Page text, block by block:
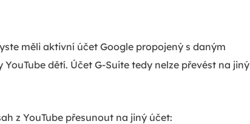
měli aktivní účet Google propojený s daným
dětí. Účet G-Suite tedy nelze převést na jiný
z YouTube přesunout na jiný účet: